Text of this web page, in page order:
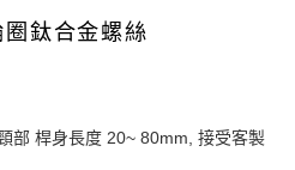
鈦合金螺絲
部 桿身長度 20~ 80mm, 接受客製